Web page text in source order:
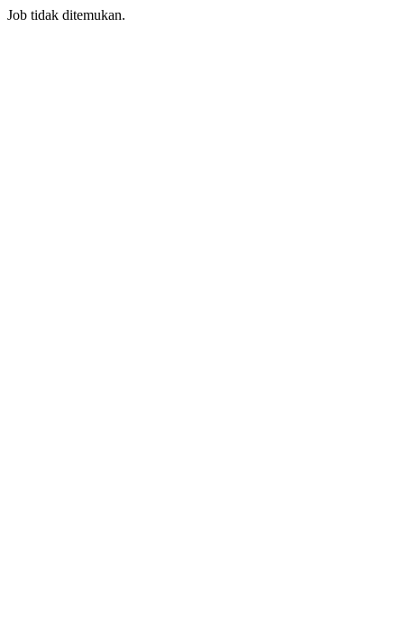
Job tidak ditemukan.